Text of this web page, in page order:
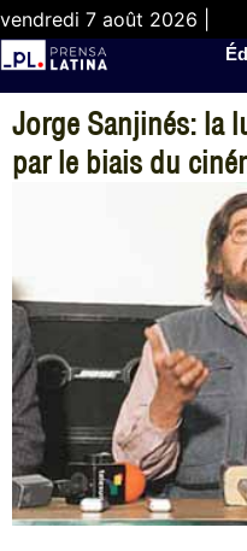
vendredi 7 août 2026 |
Jorge Sanjinés: la
par le biais du